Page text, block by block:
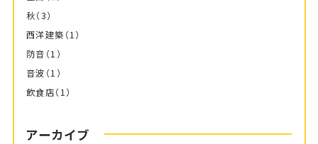
秋（3）
西洋建築 （1）
防音 （1）
音波 （1）
飲食店（1）
アーカイブ